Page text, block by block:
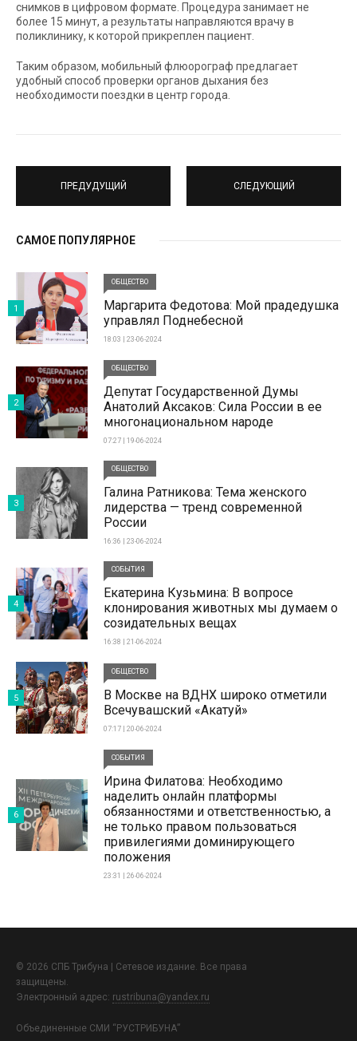
снимков в цифровом формате. Процедура занимает не
более 15 минут, а результаты направляются врачу в
поликлинику, к которой прикреплен пациент.
Таким образом, мобильный флюорограф предлагает
удобный способ проверки органов дыхания без
необходимости поездки в центр города.
ПРЕДУДУЩИЙ СЛЕДУЮЩИЙ
САМОЕ ПОПУЛЯРНОЕ
ОБЩЕСТВО
Маргарита Федотова: Мой прадедушка
управлял Поднебесной
18:03 | 23-06-2024
1
ОБЩЕСТВО
Депутат Государственной Думы
Анатолий Аксаков: Сила России в ее
многонациональном народе
07:27 | 19-06-2024
2
ОБЩЕСТВО
Галина Ратникова: Тема женского
лидерства — тренд современной
России
16:36 | 23-06-2024
3
СОБЫТИЯ
Екатерина Кузьмина: В вопросе
клонирования животных мы думаем о
созидательных вещах
16:38 | 21-06-2024
4
ОБЩЕСТВО
В Москве на ВДНХ широко отметили
Всечувашский «Акатуй»
07:17 | 20-06-2024
5
СОБЫТИЯ
Ирина Филатова: Необходимо
наделить онлайн платформы
обязанностями и ответственностью, а
не только правом пользоваться
привилегиями доминирующего
положения
23:31 | 26-06-2024
6
© 2026 СПБ Трибуна | Сетевое издание. Все права
защищены.
Электронный адрес: rustribuna@yandex.ru
Объединенные СМИ “РУСТРИБУНА”